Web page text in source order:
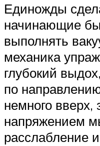
Единожды
начинающие
выполнять
механика
глубокий
по
немного
напряжением
расслабление